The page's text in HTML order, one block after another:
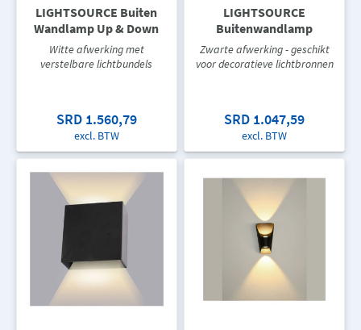
LIGHTSOURCE Buiten
Wandlamp Up & Down
Witte afwerking met
verstelbare lichtbundels
SRD 1.560,79
excl. BTW
LIGHTSOURCE
Buitenwandlamp
Zwarte afwerking - geschikt
voor decoratieve lichtbronnen
SRD 1.047,59
excl. BTW